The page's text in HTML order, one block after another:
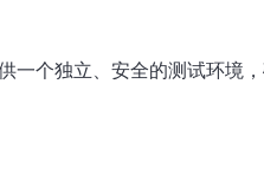
一个独立、安全的测试环境